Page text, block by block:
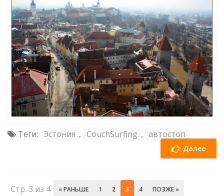
Теги: Эстония , CouchSurfing , автостоп
Далее
Стр. 3 из 4 « РАНЬШЕ 1 2 3 4 ПОЗЖЕ »